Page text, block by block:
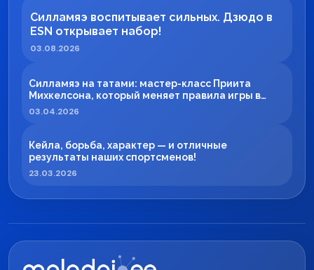
Силламяэ воспитывает сильных. Дзюдо в
ESN открывает набор!
03.08.2026
Силламяэ на татами: мастер-класс Приита
Михкелсона, который меняет правила игры в
регионе
03.04.2026
Кейла, борьба, характер — и отличные
результаты наших спортсменов!
23.03.2026